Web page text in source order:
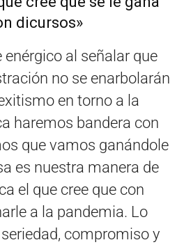
dicursos»
enérgico al señalar que
no se enarbolarán
en torno a la
haremos bandera con
que vamos ganándole
es nuestra manera de
el que cree que con
a la pandemia. Lo
compromiso y